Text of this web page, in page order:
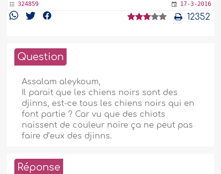
324859 17-3-2016
12352
Question
Assalam aleykoum,
Il parait que les chiens noirs sont des
djinns, est-ce tous les chiens noirs qui en
font partie ? Car vu que des chiots
naissent de couleur noire ça ne peut pas
faire d’eux des djinns.
Réponse